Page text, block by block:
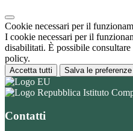
Cookie necessari per il
I cookie necessari per il
disabilitati. È possibile
policy.
Accetta tutti Salva le preferenze
Istituto
Contatti